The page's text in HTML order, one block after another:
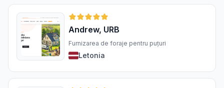
Andrew, URB
Furnizarea de foraje pentru puțuri
Letonia